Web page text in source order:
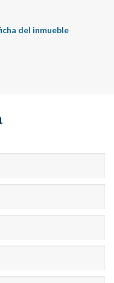
del inmueble